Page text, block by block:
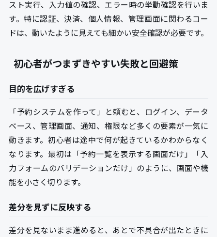
スト実行、入力値の確認、エラー時の挙動確認を行いま
す。特に認証、決済、個人情報、管理画面に関わるコー
ドは、動いたように見えても細かい安全確認が必要です。
初心者がつまずきやすい失敗と回避策
目的を広げすぎる
「予約システムを作って」と頼むと、ログイン、データ
ベース、管理画面、通知、権限など多くの要素が一気に
動きます。初心者は途中で何が起きているかわからなく
なります。最初は「予約一覧を表示する画面だけ」「入
力フォームのバリデーションだけ」のように、画面や機
能を小さく切ります。
差分を見ずに反映する
差分を見ないまま進めると、あとで不具合が出たときに